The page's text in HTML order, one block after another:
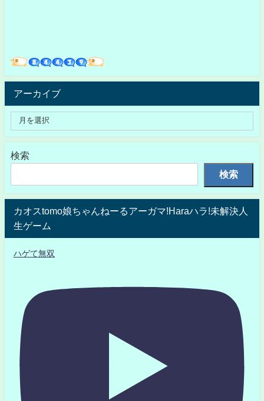
アーカイブ
検索
検索
カオスtomo娘ちゃんねーるアーガマ!Haraハラ!未解決人
生ゲーム
ハゲて無双